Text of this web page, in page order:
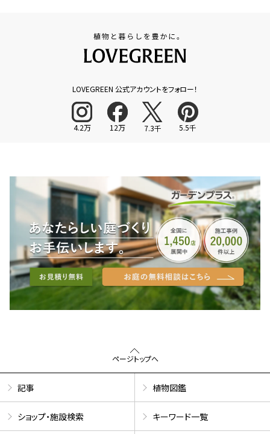
LOVEGREEN 公式アカウントをフォロー！
4.2万 12万 7.3千 5.5千
ページトップへ
記事 植物図鑑
ショップ・施設検索 キーワード一覧